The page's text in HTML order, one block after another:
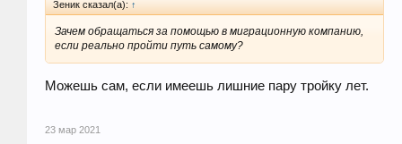
Зеник сказал(а): ↑
Зачем обращаться за помощью в миграционную компанию,
если реально пройти путь самому?
Можешь сам, если имеешь лишние пару тройку лет.
23 мар 2021